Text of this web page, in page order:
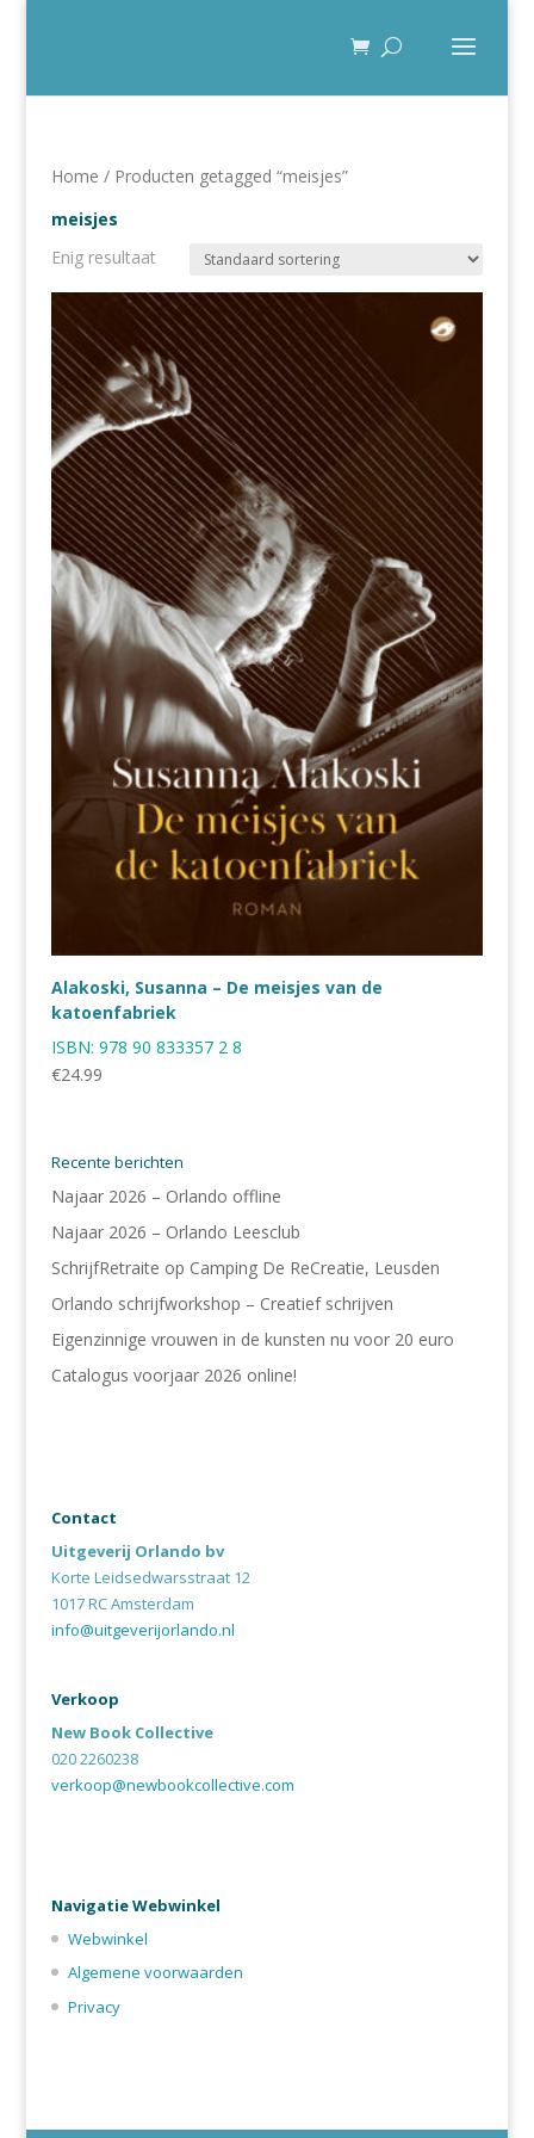
Home / Producten getagged “meisjes”
meisjes
Enig resultaat
Alakoski, Susanna – De meisjes van de
katoenfabriek
ISBN: 978 90 833357 2 8
€24.99
Recente berichten
Najaar 2026 – Orlando offline
Najaar 2026 – Orlando Leesclub
SchrijfRetraite op Camping De ReCreatie, Leusden
Orlando schrijfworkshop – Creatief schrijven
Eigenzinnige vrouwen in de kunsten nu voor 20 euro
Catalogus voorjaar 2026 online!
Contact
Uitgeverij Orlando bv
Korte Leidsedwarsstraat 12
1017 RC Amsterdam
info@uitgeverijorlando.nl
Verkoop
New Book Collective
020 2260238
verkoop@newbookcollective.com
Navigatie Webwinkel
Webwinkel
Algemene voorwaarden
Privacy